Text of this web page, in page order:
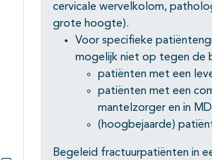
cervicale wervelkolom,
grote hoogte).
Voor specifieke
mogelijk niet op tegen de
patiënten met een
patiënten met een
mantelzorger en in
(hoogbejaarde)
Begeleid fractuurpatiënten in